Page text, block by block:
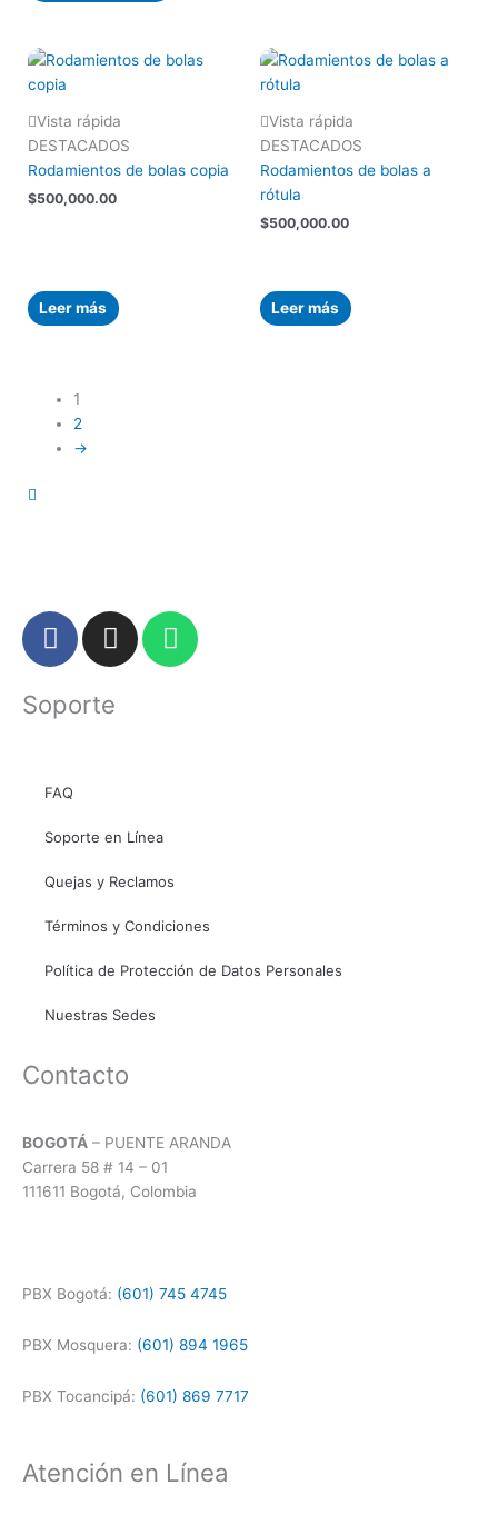
Vista rápida
DESTACADOS
Rodamientos de bolas copia
$500,000.00
Leer más
Vista rápida
DESTACADOS
Rodamientos de bolas a
rótula
$500,000.00
Leer más
1
2
→
F
a
e
o
I
n
t
m
W
h
Soporte
FAQ
Soporte en Línea
Quejas y Reclamos
Términos y Condiciones
Política de Protección de Datos Personales
Nuestras Sedes
Contacto
BOGOTÁ – PUENTE ARANDA
Carrera 58 # 14 – 01
111611 Bogotá, Colombia
PBX Bogotá: (601) 745 4745
PBX Mosquera: (601) 894 1965
PBX Tocancipá: (601) 869 7717
Atención en Línea